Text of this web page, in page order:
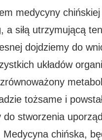
medycyny
a siłą utrzymującą
dojdziemy do
układów
tożsame i
do stworzenia
chińska,